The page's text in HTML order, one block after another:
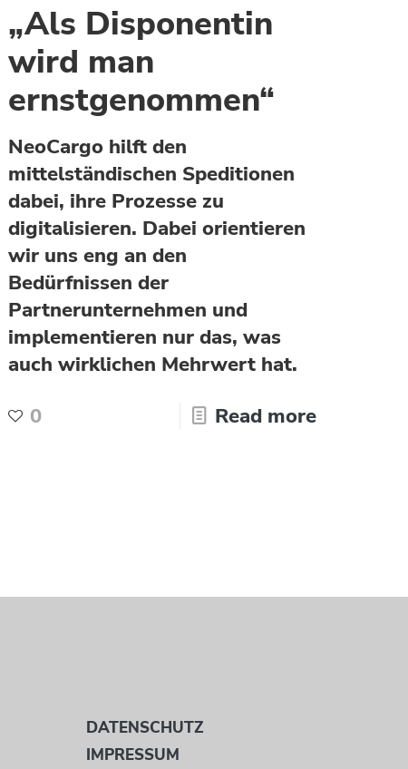
„Als Disponentin
wird man
ernstgenommen“
NeoCargo hilft den
mittelständischen Speditionen
dabei, ihre Prozesse zu
digitalisieren. Dabei orientieren
wir uns eng an den
Bedürfnissen der
Partnerunternehmen und
implementieren nur das, was
auch wirklichen Mehrwert hat.
0
Read more
DATENSCHUTZ
IMPRESSUM